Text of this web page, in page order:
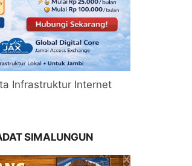
Infrastruktur Internet
SIMALUNGUN